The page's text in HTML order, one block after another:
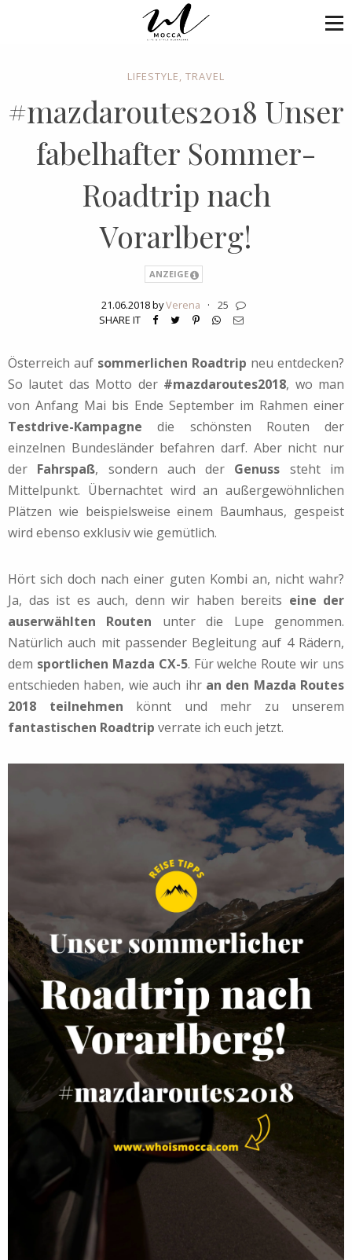
LIFESTYLE, TRAVEL
#mazdaroutes2018 Unser
fabelhafter Sommer-
Roadtrip nach
Vorarlberg!
ANZEIGE
21.06.2018 byVerena ·
25
SHARE IT
Österreich auf sommerlichen Roadtrip neu entdecken?
So lautet das Motto der #mazdaroutes2018, wo man
von Anfang Mai bis Ende September im Rahmen einer
Testdrive-Kampagne die schönsten Routen der
einzelnen Bundesländer befahren darf. Aber nicht nur
der Fahrspaß, sondern auch der Genuss steht im
Mittelpunkt. Übernachtet wird an außergewöhnlichen
Plätzen wie beispielsweise einem Baumhaus, gespeist
wird ebenso exklusiv wie gemütlich.
Hört sich doch nach einer guten Kombi an, nicht wahr?
Ja, das ist es auch, denn wir haben bereits eine der
auserwählten Routen unter die Lupe genommen.
Natürlich auch mit passender Begleitung auf 4 Rädern,
dem sportlichen Mazda CX-5. Für welche Route wir uns
entschieden haben, wie auch ihr an den Mazda Routes
2018 teilnehmen könnt und mehr zu unserem
fantastischen Roadtrip verrate ich euch jetzt.